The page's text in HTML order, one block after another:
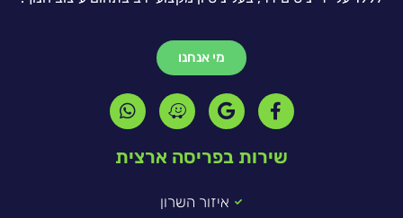
מי אנחנו
שירות בפריסה ארצית
איזור השרון